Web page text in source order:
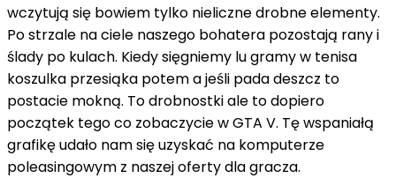
wczytują się bowiem tylko nieliczne drobne elementy.
Po strzale na ciele naszego bohatera pozostają rany i
ślady po kulach. Kiedy sięgniemy lu gramy w tenisa
koszulka przesiąka potem a jeśli pada deszcz to
postacie mokną. To drobnostki ale to dopiero
początek tego co zobaczycie w GTA V. Tę wspaniałą
grafikę udało nam się uzyskać na komputerze
poleasingowym z naszej oferty dla gracza.